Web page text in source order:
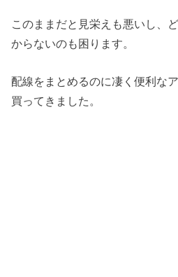
このままだと見栄えも悪いし、
からないのも困ります。
配線をまとめるのに凄く便利な
買ってきました。